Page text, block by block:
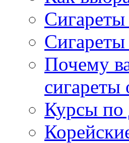
Сигареты
Почему
сигареты
Курсы по